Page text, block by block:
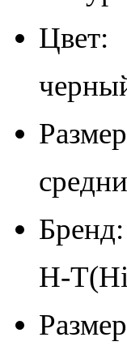
Цвет:
Бренд:
H-